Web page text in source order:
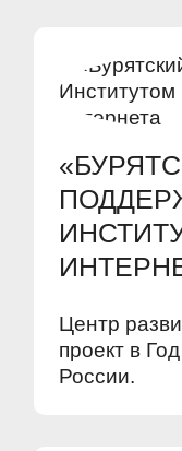
Центр
проект в
России.